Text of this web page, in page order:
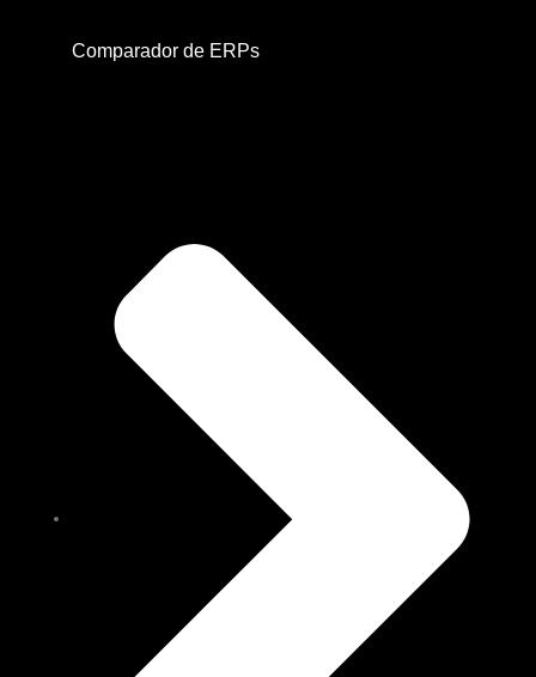
Comparador de ERPs